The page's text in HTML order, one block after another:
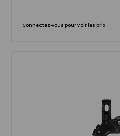
Connectez-vous pour voir les prix.